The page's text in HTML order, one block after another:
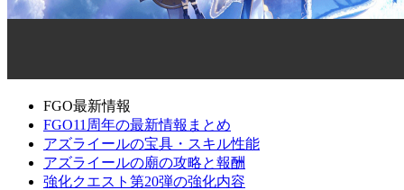
FGO最新情報
FGO11周年の最新情報まとめ
アズライールの宝具・スキル性能
アズライールの廟の攻略と報酬
強化クエスト第20弾の強化内容